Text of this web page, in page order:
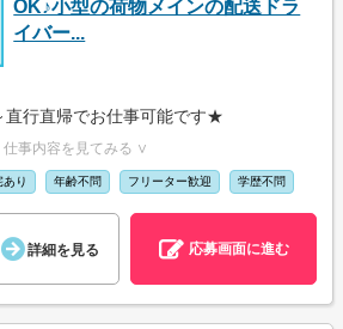
OK♪小型の荷物メインの配送ドラ
イバー...
直行直帰でお仕事可能です★
仕事内容を見てみる ∨
り 年齢不問 フリーター歓迎 学歴不問
詳細を見る 応募画面に進む